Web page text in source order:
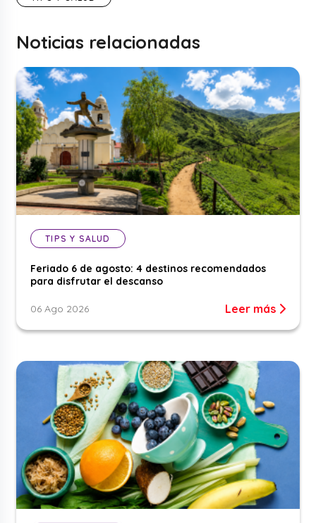
Noticias relacionadas
TIPS Y SALUD
Feriado 6 de agosto: 4 destinos recomendados
para disfrutar el descanso
06 Ago 2026 Leer más